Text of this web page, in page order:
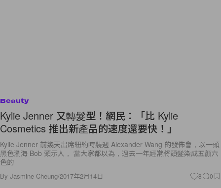
Beauty
Kylie Jenner 又轉髮型！網民：「比 Kylie
Cosmetics 推出新產品的速度還要快！」
Kylie Jenner 前幾天出席紐約時裝週 Alexander Wang 的發佈會，以一頭
黑色瀏海 Bob 頭示人， 當大家都以為，過去一年經常將頭髮染成五顏六
色的
By Jasmine Cheung/2017年2月14日 8 0